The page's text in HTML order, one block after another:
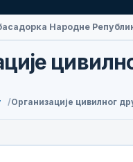
Организације цивилног